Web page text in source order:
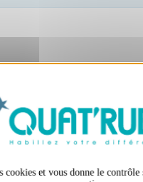
cookies et vous donne le contrôle
l'homme et de son
: